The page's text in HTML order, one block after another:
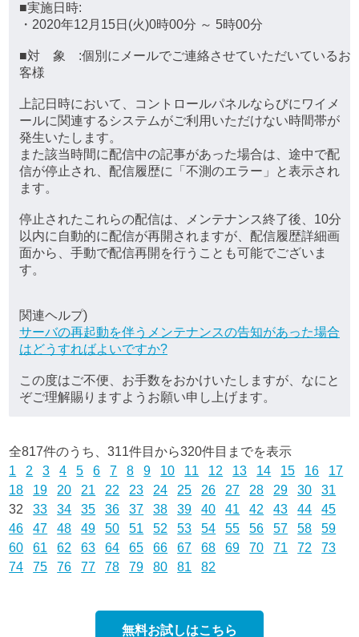
■実施日時:
・2020年12月15日(火)0時00分 ～ 5時00分
■対 象 :個別にメールでご連絡させていただいているお
客様
上記日時において、コントロールパネルならびにワイメ
ールに関連するシステムがご利用いただけない時間帯が
発生いたします。
また該当時間に配信中の記事があった場合は、途中で配
信が停止され、配信履歴に「不測のエラー」と表示され
ます。
停止されたこれらの配信は、メンテナンス終了後、10分
以内に自動的に配信が再開されますが、配信履歴詳細画
面から、手動で配信再開を行うことも可能でございま
す。
関連ヘルプ)
サーバの再起動を伴うメンテナンスの告知があった場合
はどうすればよいですか?
この度はご不便、お手数をおかけいたしますが、なにと
ぞご理解賜りますようお願い申し上げます。
全817件のうち、311件目から320件目までを表示
1
2 3 4 5 6 7 8 9 10 11 12 13 14 15 16
17
18
19 20 21 22 23 24 25 26 27 28 29 30
31
3233 34 35 36 37 38 39 40 41 42 43 44
45
46
47 48 49 50 51 52 53 54 55 56 57 58
59
60
61 62 63 64 65 66 67 68 69 70 71 72
73
74
75 76 77 78 79 80 81 82
無料お試しはこちら